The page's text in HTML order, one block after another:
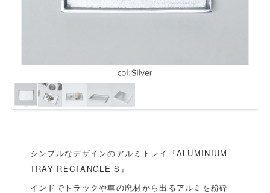
シンプルなデザインのアルミトレイ『ALUMINIUM
TRAY RECTANGLE S』
インドでトラックや車の廃材から出るアルミを粉砕